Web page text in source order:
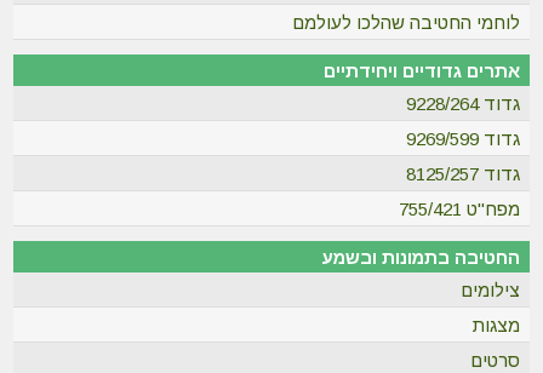
לוחמי החטיבה שהלכו לעולמם
אתרים גדודיים ויחידתיים
גדוד 9228/264
גדוד 9269/599
גדוד 8125/257
מפח"ט 755/421
החטיבה בתמונות ובשמע
צילומים
מצגות
סרטים